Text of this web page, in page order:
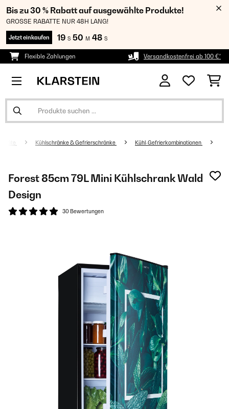
Bis zu 30 % Rabatt auf ausgewählte Produkte!
GROSSE RABATTE NUR 48H LANG!
Jetzt einkaufen 19 S 50 M 47 S
Flexible Zahlungen Versandkostenfrei ab 100 €*
Kühlschränke & Gefrierschränke Kühl-Gefrierkombinationen
Forest 85cm 79L Mini Kühlschrank​ Wald
Design
30 Bewertungen